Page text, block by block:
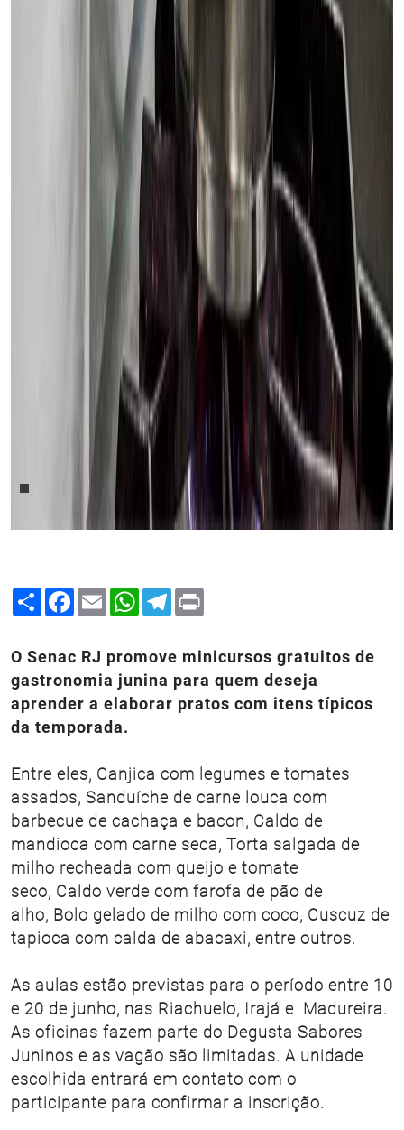
Share Facebook
Email WhatsApp
Telegram
O Senac RJ promove minicursos gratuitos de
gastronomia junina para quem deseja
aprender a elaborar pratos com itens típicos
da temporada.
Entre eles, Canjica com legumes e tomates
assados, Sanduíche de carne louca com
barbecue de cachaça e bacon, Caldo de
mandioca com carne seca, Torta salgada de
milho recheada com queijo e tomate
seco, Caldo verde com farofa de pão de
alho, Bolo gelado de milho com coco, Cuscuz de
tapioca com calda de abacaxi, entre outros.
As aulas estão previstas para o período entre 10
e 20 de junho, nas Riachuelo, Irajá e Madureira.
As oficinas fazem parte do Degusta Sabores
Juninos e as vagão são limitadas. A unidade
escolhida entrará em contato com o
participante para confirmar a inscrição.